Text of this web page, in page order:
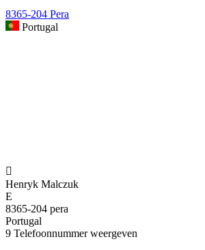
8365-204 Pera
Portugal

Henryk Malczuk
E
8365-204 pera
Portugal
9 Telefoonnummer weergeven